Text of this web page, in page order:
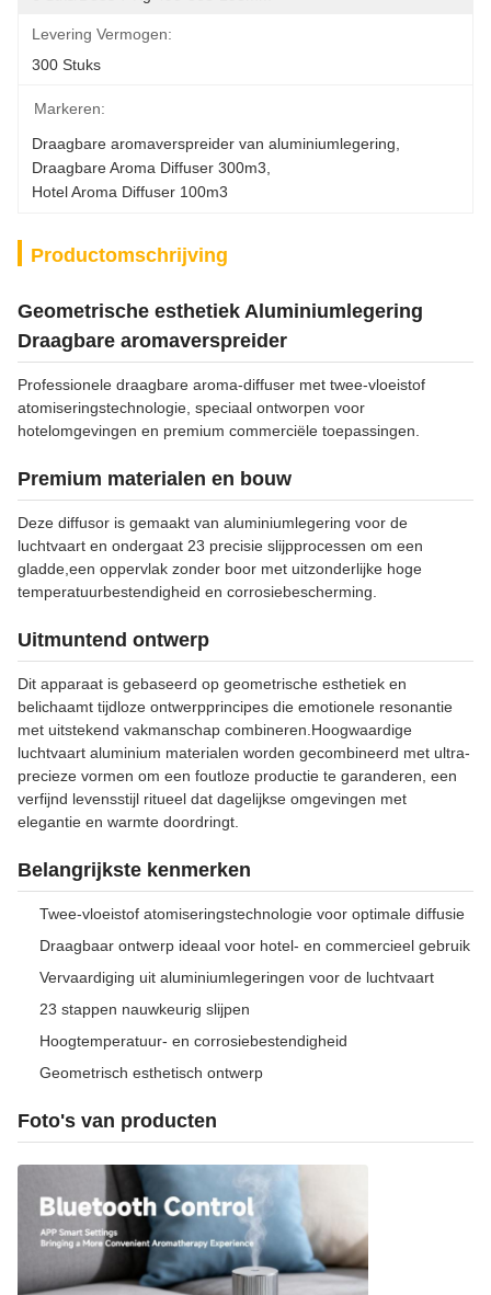
Levering Vermogen:
300 Stuks
Markeren:
Draagbare aromaverspreider van aluminiumlegering
Draagbare Aroma Diffuser 300m3
Hotel Aroma Diffuser 100m3
Productomschrijving
Geometrische esthetiek Aluminiumlegering
Draagbare aromaverspreider
Professionele draagbare aroma-diffuser met twee-vloeistof
atomiseringstechnologie, speciaal ontworpen voor
hotelomgevingen en premium commerciële toepassingen.
Premium materialen en bouw
Deze diffusor is gemaakt van aluminiumlegering voor de
luchtvaart en ondergaat 23 precisie slijpprocessen om een
gladde,een oppervlak zonder boor met uitzonderlijke hoge
temperatuurbestendigheid en corrosiebescherming.
Uitmuntend ontwerp
Dit apparaat is gebaseerd op geometrische esthetiek en
belichaamt tijdloze ontwerpprincipes die emotionele resonantie
met uitstekend vakmanschap combineren.Hoogwaardige
luchtvaart aluminium materialen worden gecombineerd met ultra-
precieze vormen om een foutloze productie te garanderen, een
verfijnd levensstijl ritueel dat dagelijkse omgevingen met
elegantie en warmte doordringt.
Belangrijkste kenmerken
Twee-vloeistof atomiseringstechnologie voor optimale diffusie
Draagbaar ontwerp ideaal voor hotel- en commercieel gebruik
Vervaardiging uit aluminiumlegeringen voor de luchtvaart
23 stappen nauwkeurig slijpen
Hoogtemperatuur- en corrosiebestendigheid
Geometrisch esthetisch ontwerp
Foto's van producten